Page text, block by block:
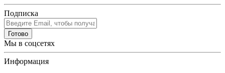
Подписка
Готово
Мы в соцсетях
Информация